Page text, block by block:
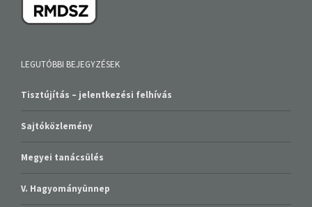
LEGUTÓBBI BEJEGYZÉSEK
Tisztújítás – jelentkezési felhívás
Sajtóközlemény
Megyei tanácsülés
V. Hagyományünnep